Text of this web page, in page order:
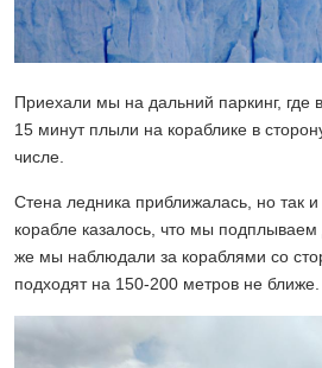
Приехали мы на дальний паркинг,
15 минут плыли на кораблике в
числе.
Стена ледника приближалась, но так
корабле казалось, что мы подплываем
же мы наблюдали за кораблями со
подходят на 150-200 метров не ближе.